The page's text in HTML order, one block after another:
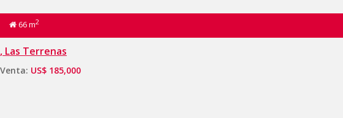
66 m2
, Las Terrenas
Venta: US$ 185,000